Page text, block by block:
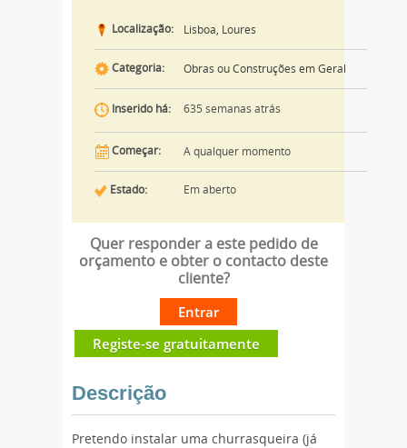
Localização: Lisboa, Loures
Categoria: Obras ou Construções em Geral
Inserido há: 635 semanas atrás
Começar: A qualquer momento
Estado: Em aberto
Quer responder a este pedido de
orçamento e obter o contacto deste
cliente?
Entrar
Registe-se gratuitamente
Descrição
Pretendo instalar uma churrasqueira (já